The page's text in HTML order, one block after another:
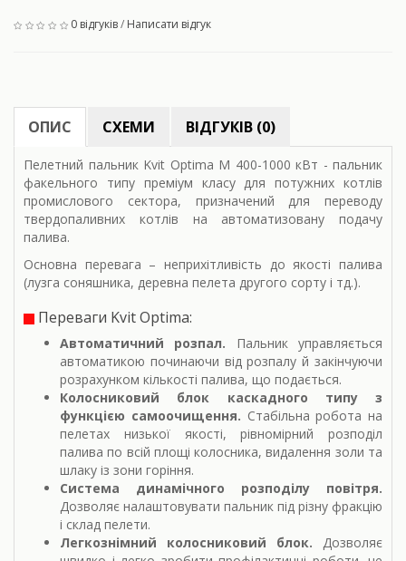
0 відгуків/ Написати відгук
ОПИС СХЕМИ ВІДГУКІВ (0)
Пелетний пальник Kvit Optima M 400-1000 кВт - пальник
факельного типу преміум класу для потужних котлів
промислового сектора, призначений для переводу
твердопаливних котлів на автоматизовану подачу
палива.
Основна перевага – неприхітливість до якості палива
(лузга соняшника, деревна пелета другого сорту і тд.).
Переваги Kvit Optima:
Автоматичний розпал. Пальник управляється
автоматикою починаючи від розпалу й закінчуючи
розрахунком кількості палива, що подається.
Колосниковий блок каскадного типу з
функцією самоочищення. Стабільна робота на
пелетах низької якості, рівномірний розподіл
палива по всій площі колосника, видалення золи та
шлаку із зони горіння.
Система динамічного розподілу повітря.
Дозволяє налаштовувати пальник під різну фракцію
і склад пелети.
Легкознімний колосниковий блок. Дозволяє